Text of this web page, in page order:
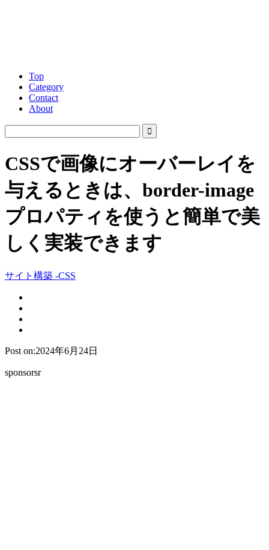
Top
Category
Contact
About
CSSで画像にオーバーレイを
与えるときは、border-image
プロパティを使うと簡単で美
しく実装できます
サイト構築 -CSS
Post on:2024年6月24日
sponsorsr